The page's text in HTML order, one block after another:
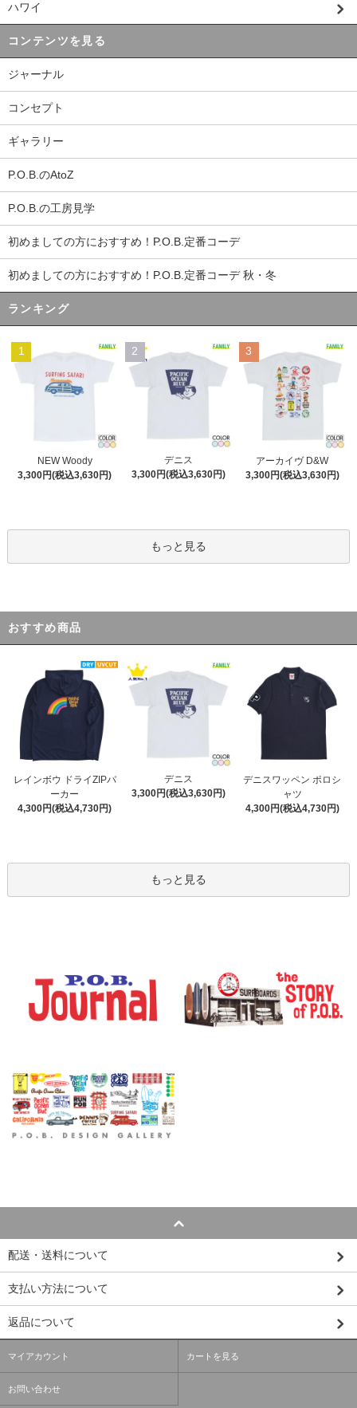
ハワイ
コンテンツを見る
ジャーナル
コンセプト
ギャラリー
P.O.B.のAtoZ
P.O.B.の工房見学
初めましての方におすすめ！P.O.B.定番コーデ
初めましての方におすすめ！P.O.B.定番コーデ 秋・冬
ランキング
1
NEW Woody
3,300円(税込3,630円)
2
デニス
3,300円(税込3,630円)
3
アーカイヴ D&W
3,300円(税込3,630円)
もっと見る
おすすめ商品
レインボウ ドライZIPパ
ーカー
4,300円(税込4,730円)
デニス
3,300円(税込3,630円)
デニスワッペン ポロシ
ャツ
4,300円(税込4,730円)
もっと見る
配送・送料について
支払い方法について
返品について
マイアカウント カートを見る
お問い合わせ